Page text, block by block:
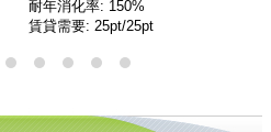
耐年消化率: 150%
賃貸需要: 25pt/25pt